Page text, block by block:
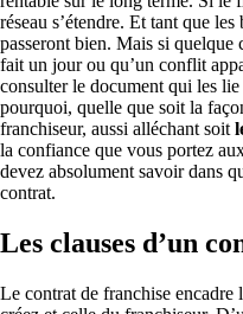
réseau s’étendre. Et tant que
passeront bien. Mais si quelque
fait un jour ou qu’un conflit
consulter le document qui les
pourquoi, quelle que soit la
franchiseur, aussi alléchant soit
la confiance que vous portez
devez absolument savoir dans
contrat.
Les clauses d’un
Le contrat de franchise encadre